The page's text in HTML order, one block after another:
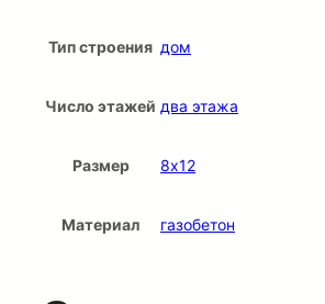
Тип строения дом
Число этажей два этажа
Размер 8х12
Материал газобетон